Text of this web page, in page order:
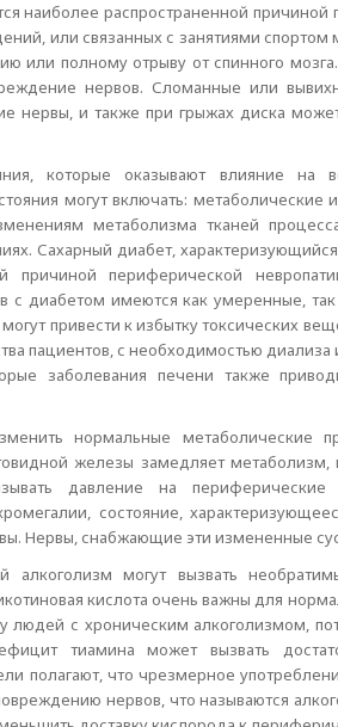
наиболее распространенной
или связанных с занятиями
или полному отрыву от спинного
нервов. Сломанные или
нервы, и также при грыжах диска
которые оказывают влияние на
могут включать:
метаболизма тканей
Сахарный диабет,
причиной периферической
с диабетом имеются как умеренные,
привести к избытку токсических
пациентов, с необходимостью
заболевания печени также
нормальные метаболические
железы замедляет
давление на периферические
состояние,
Нервы, снабжающие эти измененные
могут вызвать
кислота очень важны для
людей с хроническим алкоголизмом,
тиамина может вызвать
полагают, что чрезмерное
нервов, что называются